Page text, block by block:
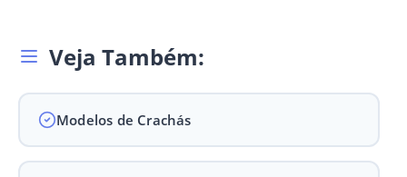
Veja Também:
Modelos de Crachás